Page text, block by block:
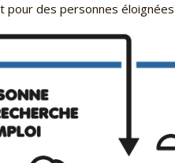
des personnes éloignées